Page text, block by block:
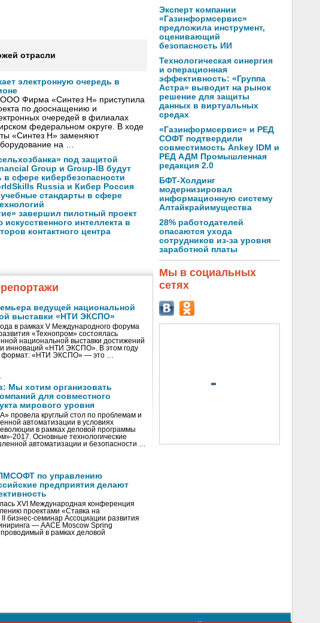
отрасли
электронную очередь в
Фирма «Синтез Н» приступила
по дооснащению и
очередей в филиалах
федеральном округе. В ходе
«Синтез Н» заменяют
на …
под защитой
Group и Group-IB будут
в сфере кибербезопасности
Russia и Кибер Россия
стандарты в сфере
завершил пилотный проект
интеллекта в
контактного центра
ведущей национальной
выставки «НТИ ЭКСПО»
в рамках V Международного форума
«Технопром» состоялась
национальной выставки достижений
и инноваций «НТИ ЭКСПО». В этом году
формат: «НТИ ЭКСПО» — это …
Мы хотим организовать
для совместного
мирового уровня
провела круглый стол по проблемам и
автоматизации в условиях
в рамках деловой программы
2017. Основные технологические
автоматизации и безопасности …
по управлению
предприятия делают
XVI Международная конференция
проектами «Ставка на
бизнес-семинар Ассоциации развития
— AACE Moscow Spring
в рамках деловой
Эксперт компании
«Газинформсервис»
предложила инструмент,
оценивающий
безопасность ИИ
Технологическая синергия
и операционная
эффективность: «Группа
Астра» выводит на рынок
решение для защиты
данных в виртуальных
средах
«Газинформсервис» и РЕД
СОФТ подтвердили
совместимость Ankey IDM и
РЕД АДМ Промышленная
редакция 2.0
БФТ-Холдинг
модернизировал
информационную систему
Алтайкрайимущества
28% работодателей
опасаются ухода
сотрудников из-за уровня
заработной платы
Мы в социальных
сетях